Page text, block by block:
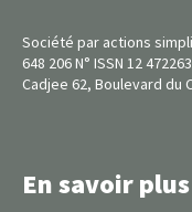
Société par actions
648 206 N° ISSN 12
Cadjee 62, Boulevard du
En savoir plus